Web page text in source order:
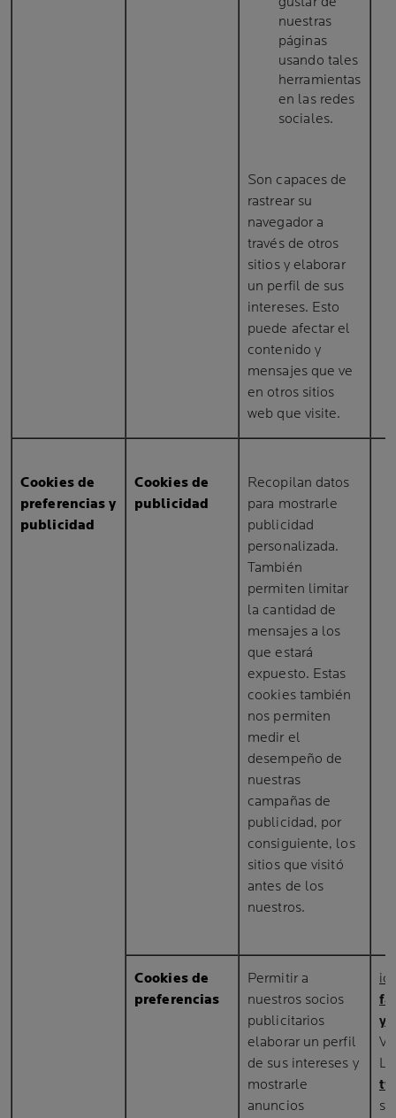
nuestras
páginas
usando tales
herramientas
en las redes
sociales.
Son capaces de
rastrear su
navegador a
través de otros
sitios y elaborar
un perfil de sus
intereses. Esto
puede afectar el
contenido y
mensajes que ve
en otros sitios
web que visite.
Cookies de
preferencias y
publicidad
Cookies de
publicidad
Recopilan datos
para mostrarle
publicidad
personalizada.
También
permiten limitar
la cantidad de
mensajes a los
que estará
expuesto. Estas
cookies también
nos permiten
medir el
desempeño de
nuestras
campañas de
publicidad, por
consiguiente, los
sitios que visitó
antes de los
nuestros.
Cookies de
preferencias
Permitir a
nuestros socios
publicitarios
elaborar un perfil
de sus intereses y
mostrarle
anuncios